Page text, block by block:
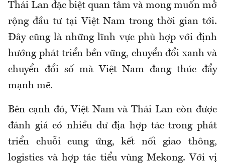
Thái Lan đặc biệt quan tâm và mong muốn mở
rộng đầu tư tại Việt Nam trong thời gian tới.
Đây cũng là những lĩnh vực phù hợp với định
hướng phát triển bền vững, chuyển đổi xanh và
chuyển đổi số mà Việt Nam đang thúc đẩy
mạnh mẽ.
Bên cạnh đó, Việt Nam và Thái Lan còn được
đánh giá có nhiều dư địa hợp tác trong phát
triển chuỗi cung ứng, kết nối giao thông,
logistics và hợp tác tiểu vùng Mekong. Với vị